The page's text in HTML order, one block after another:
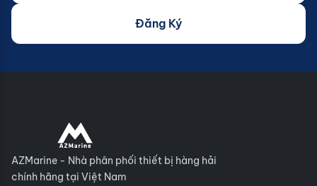
Đăng Ký
AZMarine - Nhà phân phối thiết bị hàng hải
chính hãng tại Việt Nam